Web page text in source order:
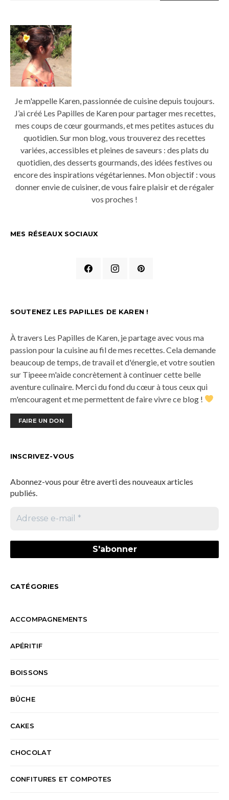
Je m'appelle Karen, passionnée de cuisine depuis toujours.
J’ai créé Les Papilles de Karen pour partager mes recettes,
mes coups de cœur gourmands, et mes petites astuces du
quotidien. Sur mon blog, vous trouverez des recettes
variées, accessibles et pleines de saveurs : des plats du
quotidien, des desserts gourmands, des idées festives ou
encore des inspirations végétariennes. Mon objectif : vous
donner envie de cuisiner, de vous faire plaisir et de régaler
vos proches !
MES RÉSEAUX SOCIAUX
SOUTENEZ LES PAPILLES DE KAREN !
À travers Les Papilles de Karen, je partage avec vous ma
passion pour la cuisine au fil de mes recettes. Cela demande
beaucoup de temps, de travail et d'énergie, et votre soutien
sur Tipeee m'aide concrètement à continuer cette belle
aventure culinaire. Merci du fond du cœur à tous ceux qui
m'encouragent et me permettent de faire vivre ce blog !
FAIRE UN DON
INSCRIVEZ-VOUS
Abonnez-vous pour être averti des nouveaux articles
publiés.
CATÉGORIES
ACCOMPAGNEMENTS
APÉRITIF
BOISSONS
BÛCHE
CAKES
CHOCOLAT
CONFITURES ET COMPOTES